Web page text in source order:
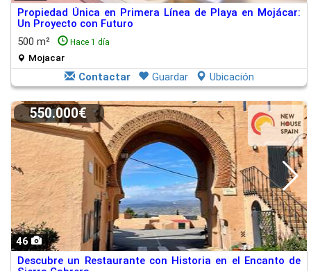
Propiedad Única en Primera Línea de Playa en Mojácar:
Un Proyecto con Futuro
500 m²
Hace 1 día
Mojacar
Contactar Guardar Ubicación
46
550.000€
Descubre un Restaurante con Historia en el Encanto de